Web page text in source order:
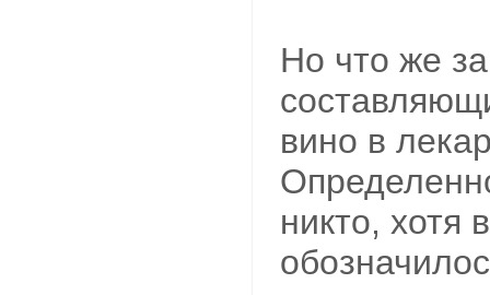
Но что же
вино в
никто, хотя